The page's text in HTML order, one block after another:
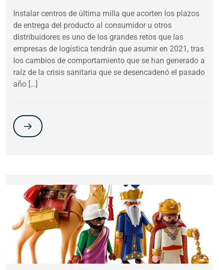
Instalar centros de última milla que acorten los plazos
de entrega del producto al consumidor u otros
distribuidores es uno de los grandes retos que las
empresas de logística tendrán que asumir en 2021, tras
los cambios de comportamiento que se han generado a
raíz de la crisis sanitaria que se desencadenó el pasado
año […]